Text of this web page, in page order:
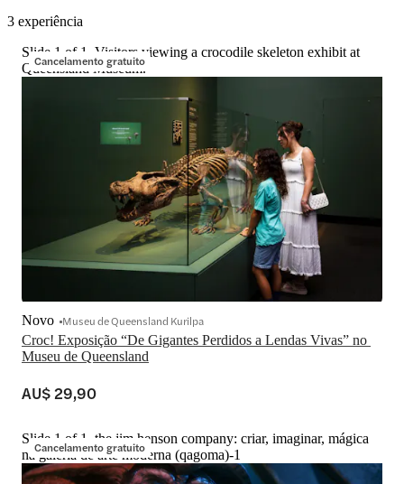
3 experiência
Cancelamento gratuito
Slide 1 of 1, Visitors viewing a crocodile skeleton exhibit at
Queensland Museum.
Croc! Exposição “De Gigantes Perdidos a Lendas Vivas” no
Museu de Queensland
Novo Museu de Queensland Kurilpa
AU$ 29,90
Cancelamento gratuito
Slide 1 of 1, the jim henson company: criar, imaginar, mágica
na galeria de arte moderna (qagoma)-1